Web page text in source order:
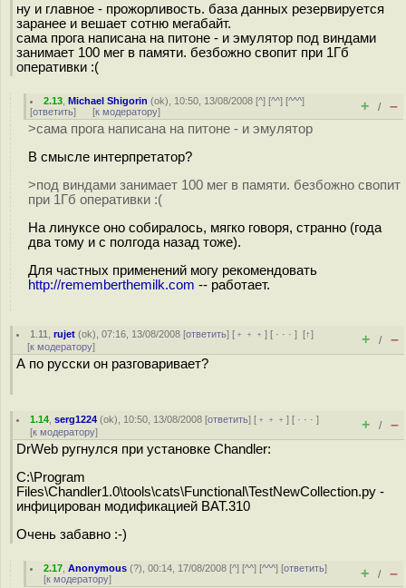
ну и главное - прожорливость. база данных резервируется
заранее и вешает сотню мегабайт.
сама прога написана на питоне - и эмулятор под виндами
занимает 100 мег в памяти. безбожно свопит при 1Гб
оперативки :(
2.13 ,Michael Shigorin (ok), 10:50, 13/08/2008 [^] [^^] [^^^]
[ответить] [к модератору] + / –
>сама прога написана на питоне - и эмулятор
В смысле интерпретатор?
>под виндами занимает 100 мег в памяти. безбожно свопит
при 1Гб оперативки :(
На линуксе оно собиралось, мягко говоря, странно (года
два тому и с полгода назад тоже).
Для частных применений могу рекомендовать
http://rememberthemilk.com -- работает.
1.11 ,rujet (ok), 07:16, 13/08/2008 [ответить] [ ﹢﹢﹢] [ · · ·][↑]
[к модератору] + / –
А по русски он разговаривает?
1.14 ,serg1224 (ok), 10:50, 13/08/2008 [ответить] [ ﹢﹢﹢] [ · · ·]
[к модератору] + / –
DrWeb ругнулся при установке Chandler:
C:\Program
Files\Chandler1.0\tools\cats\Functional\TestNewCollection.py -
инфицирован модификацией BAT.310
Очень забавно :-)
2.17 ,Anonymous (?), 00:14, 17/08/2008 [^] [^^] [^^^] [ответить]
[к модератору] + / –